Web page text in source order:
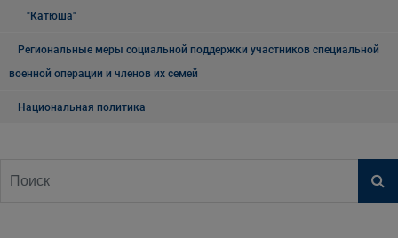
"Катюша"
Региональные меры социальной поддержки участников специальной
военной операции и членов их семей
Национальная политика